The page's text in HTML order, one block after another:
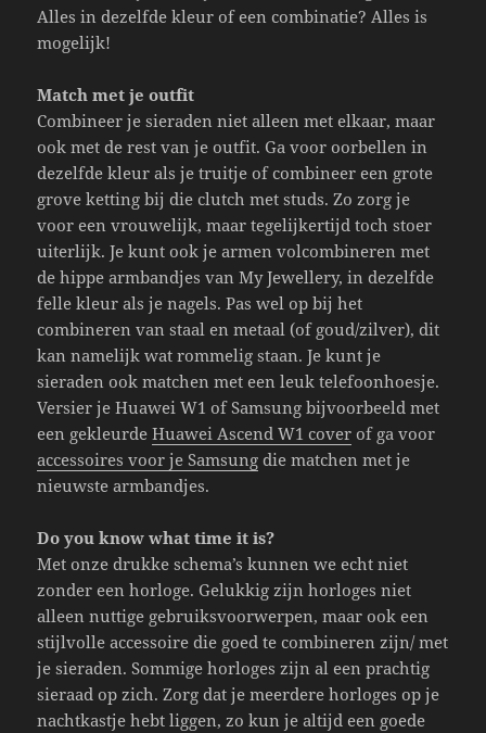
Alles in dezelfde kleur of een combinatie? Alles is
mogelijk!
Match met je outfit
Combineer je sieraden niet alleen met elkaar, maar
ook met de rest van je outfit. Ga voor oorbellen in
dezelfde kleur als je truitje of combineer een grote
grove ketting bij die clutch met studs. Zo zorg je
voor een vrouwelijk, maar tegelijkertijd toch stoer
uiterlijk. Je kunt ook je armen volcombineren met
de hippe armbandjes van My Jewellery, in dezelfde
felle kleur als je nagels. Pas wel op bij het
combineren van staal en metaal (of goud/zilver), dit
kan namelijk wat rommelig staan. Je kunt je
sieraden ook matchen met een leuk telefoonhoesje.
Versier je Huawei W1 of Samsung bijvoorbeeld met
een gekleurdeHuawei Ascend W1 cover of ga voor
accessoires voor je Samsung die matchen met je
nieuwste armbandjes.
Do you know what time it is?
Met onze drukke schema’s kunnen we echt niet
zonder een horloge. Gelukkig zijn horloges niet
alleen nuttige gebruiksvoorwerpen, maar ook een
stijlvolle accessoire die goed te combineren zijn/ met
je sieraden. Sommige horloges zijn al een prachtig
sieraad op zich. Zorg dat je meerdere horloges op je
nachtkastje hebt liggen, zo kun je altijd een goede